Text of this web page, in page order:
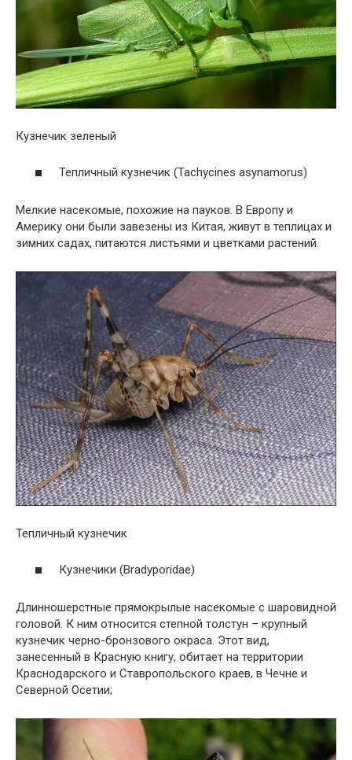
Кузнечик зеленый
Тепличный кузнечик (Tachycines asynamorus)
Мелкие насекомые, похожие на пауков. В Европу и
Америку они были завезены из Китая, живут в теплицах и
зимних садах, питаются листьями и цветками растений.
Тепличный кузнечик
Кузнечики (Bradyporidae)
Длинношерстные прямокрылые насекомые с шаровидной
головой. К ним относится степной толстун – крупный
кузнечик черно-бронзового окраса. Этот вид,
занесенный в Красную книгу, обитает на территории
Краснодарского и Ставропольского краев, в Чечне и
Северной Осетии;